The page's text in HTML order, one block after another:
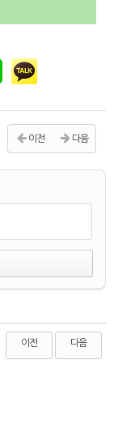
이전 다음
이전 다음